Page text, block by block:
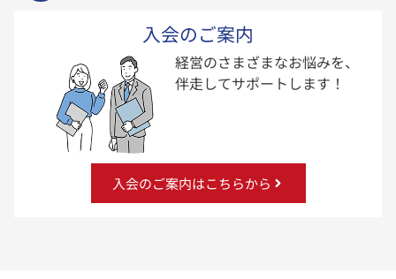
入会のご案内
経営のさまざまなお悩みを、
伴走してサポートします！
入会のご案内はこちらから